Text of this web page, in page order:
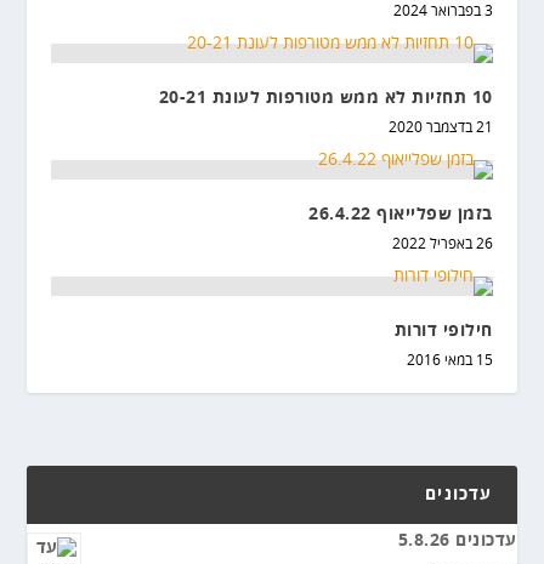
3 בפברואר 2024
10 תחזיות לא ממש מטורפות לעונת 20-21
21 בדצמבר 2020
בזמן שפלייאוף 26.4.22
26 באפריל 2022
חילופי דורות
15 במאי 2016
עדכונים
עדכונים 5.8.26